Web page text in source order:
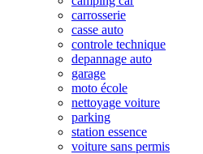
carrosserie
casse auto
controle technique
depannage auto
garage
moto école
nettoyage voiture
parking
station essence
voiture sans permis